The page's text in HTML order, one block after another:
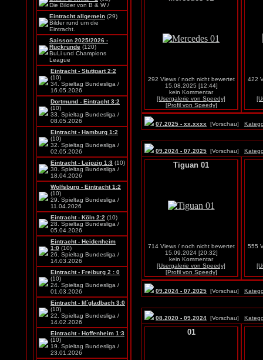
Die Bilder von B & W /
Eintracht allgemein (29)
Bilder rund um die
Eintracht.
Saisson 2025/2026 -
Rückrunde (120)
BuLi und Champions
League
Eintracht - Stuttgart 2:2
(10)
34. Spieltag Bundesliga /
16.05.2026
Dortmund - Eintracht 3:2
(10)
33. Spieltag Bundesliga /
08.05.2026
Eintracht - Hamburg 1:2
(10)
32. Spieltag Bundesliga /
02.05.2026
Eintracht - Leipzig 1:3 (10)
30. Spieltag Bundesliga /
18.04.2026
Wolfsburg - Eintracht 1:2
(10)
29. Spieltag Bundesliga /
11.04.2026
Eintracht - Köln 2:2 (10)
28. Spieltag Bundesliga /
05.04.2026
Eintracht - Heidenheim
1:0 (10)
26. Spieltag Bundesliga /
14.03.2026
Eintracht - Freiburg 2 : 0
(10)
24. Spieltag Bundesliga /
01.03.2026
Eintracht - M´gladbach 3:0
(10)
22. Spieltag Bundesliga /
14.02.2026
Eintracht - Hoffenheim 1:3
(10)
19. Spieltag Bundesliga /
23.01.2026
292 Views / noch nicht bewertet
15.08.2025 [12:44]
kein Kommentar
[Usergalerie von Speedy]
[Profil von Speedy]
422
07.2025 - xx.xxxx [Vorschau]
09.2024 - 07.2025 [Vorschau]
Tiguan 01
714 Views / noch nicht bewertet
15.09.2024 [20:32]
kein Kommentar
[Usergalerie von Speedy]
[Profil von Speedy]
555
09.2024 - 07.2025 [Vorschau]
08.2020 - 09.2024 [Vorschau]
01